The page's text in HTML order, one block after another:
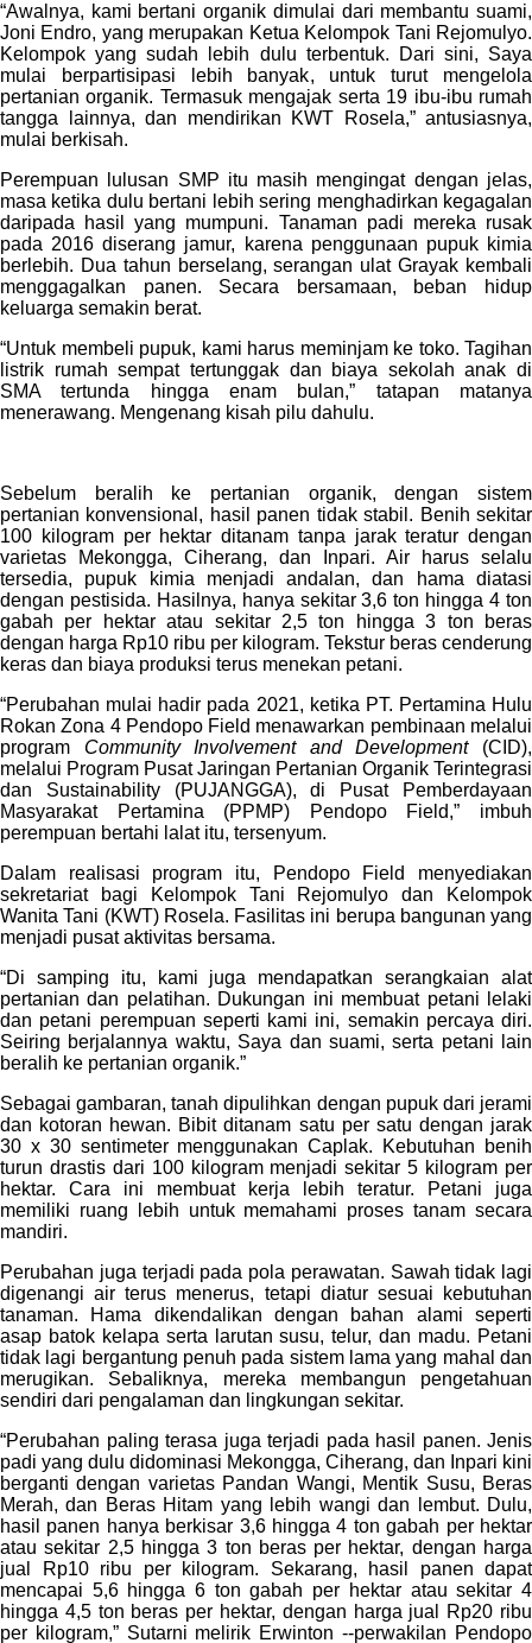
“Awalnya, kami bertani organik dimulai dari membantu suami,
Joni Endro, yang merupakan Ketua Kelompok Tani Rejomulyo.
Kelompok yang sudah lebih dulu terbentuk. Dari sini, Saya
mulai berpartisipasi lebih banyak, untuk turut mengelola
pertanian organik. Termasuk mengajak serta 19 ibu-ibu rumah
tangga lainnya, dan mendirikan KWT Rosela,” antusiasnya,
mulai berkisah.
Perempuan lulusan SMP itu masih mengingat dengan jelas,
masa ketika dulu bertani lebih sering menghadirkan kegagalan
daripada hasil yang mumpuni. Tanaman padi mereka rusak
pada 2016 diserang jamur, karena penggunaan pupuk kimia
berlebih. Dua tahun berselang, serangan ulat Grayak kembali
menggagalkan panen. Secara bersamaan, beban hidup
keluarga semakin berat.
“Untuk membeli pupuk, kami harus meminjam ke toko. Tagihan
listrik rumah sempat tertunggak dan biaya sekolah anak di
SMA tertunda hingga enam bulan,” tatapan matanya
menerawang. Mengenang kisah pilu dahulu.
Sebelum beralih ke pertanian organik, dengan sistem
pertanian konvensional, hasil panen tidak stabil. Benih sekitar
100 kilogram per hektar ditanam tanpa jarak teratur dengan
varietas Mekongga, Ciherang, dan Inpari. Air harus selalu
tersedia, pupuk kimia menjadi andalan, dan hama diatasi
dengan pestisida. Hasilnya, hanya sekitar 3,6 ton hingga 4 ton
gabah per hektar atau sekitar 2,5 ton hingga 3 ton beras
dengan harga Rp10 ribu per kilogram. Tekstur beras cenderung
keras dan biaya produksi terus menekan petani.
“Perubahan mulai hadir pada 2021, ketika PT. Pertamina Hulu
Rokan Zona 4 Pendopo Field menawarkan pembinaan melalui
program Community Involvement and Development(CID),
melalui Program Pusat Jaringan Pertanian Organik Terintegrasi
dan Sustainability (PUJANGGA), di Pusat Pemberdayaan
Masyarakat Pertamina (PPMP) Pendopo Field,” imbuh
perempuan bertahi lalat itu, tersenyum.
Dalam realisasi program itu, Pendopo Field menyediakan
sekretariat bagi Kelompok Tani Rejomulyo dan Kelompok
Wanita Tani (KWT) Rosela. Fasilitas ini berupa bangunan yang
menjadi pusat aktivitas bersama.
“Di samping itu, kami juga mendapatkan serangkaian alat
pertanian dan pelatihan. Dukungan ini membuat petani lelaki
dan petani perempuan seperti kami ini, semakin percaya diri.
Seiring berjalannya waktu, Saya dan suami, serta petani lain
beralih ke pertanian organik.”
Sebagai gambaran, tanah dipulihkan dengan pupuk dari jerami
dan kotoran hewan. Bibit ditanam satu per satu dengan jarak
30 x 30 sentimeter menggunakan Caplak. Kebutuhan benih
turun drastis dari 100 kilogram menjadi sekitar 5 kilogram per
hektar. Cara ini membuat kerja lebih teratur. Petani juga
memiliki ruang lebih untuk memahami proses tanam secara
mandiri.
Perubahan juga terjadi pada pola perawatan. Sawah tidak lagi
digenangi air terus menerus, tetapi diatur sesuai kebutuhan
tanaman. Hama dikendalikan dengan bahan alami seperti
asap batok kelapa serta larutan susu, telur, dan madu. Petani
tidak lagi bergantung penuh pada sistem lama yang mahal dan
merugikan. Sebaliknya, mereka membangun pengetahuan
sendiri dari pengalaman dan lingkungan sekitar.
“Perubahan paling terasa juga terjadi pada hasil panen. Jenis
padi yang dulu didominasi Mekongga, Ciherang, dan Inpari kini
berganti dengan varietas Pandan Wangi, Mentik Susu, Beras
Merah, dan Beras Hitam yang lebih wangi dan lembut. Dulu,
hasil panen hanya berkisar 3,6 hingga 4 ton gabah per hektar
atau sekitar 2,5 hingga 3 ton beras per hektar, dengan harga
jual Rp10 ribu per kilogram. Sekarang, hasil panen dapat
mencapai 5,6 hingga 6 ton gabah per hektar atau sekitar 4
hingga 4,5 ton beras per hektar, dengan harga jual Rp20 ribu
per kilogram,” Sutarni melirik Erwinton --perwakilan Pendopo